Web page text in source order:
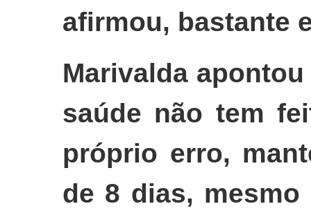
afirmou, bastante
Marivalda
saúde não tem
próprio erro,
de 8 dias,